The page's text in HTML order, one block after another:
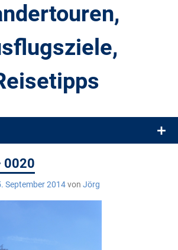
Ein Blog für alle, die gern
0020
September 2014von Jörg